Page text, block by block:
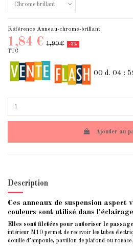
Référence Anneau-chrome-brillant
1,84 € 1,90 €
-3%
TTC
00 d. 04 :
Ajouter au
Description
Ces anneaux de suspension aspect
couleurs sont utilisé dans
Elles sont filetées pour autoriser le passage
intérieur M10 permet de recevoir les tubes
douille d’ampoule, pavillon de plafond ou rosace.